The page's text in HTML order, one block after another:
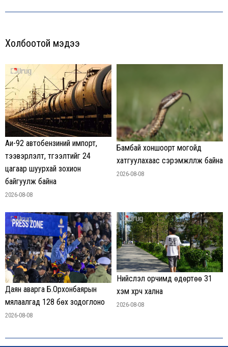
Холбоотой мэдээ
Аи-92 автобензиний импорт,
тээвэрлэлт, түгээлтийг 24
цагаар шуурхай зохион
байгуулж байна
2026-08-08
Бамбай хоншоорт могойд
хатгуулахаас сэрэмжлүүлж байна
2026-08-08
Даян аварга Б.Орхонбаярын
мялаалгад 128 бөх зодоглоно
2026-08-08
Нийслэл орчимд өдөртөө 31
хэм хүрч хална
2026-08-08